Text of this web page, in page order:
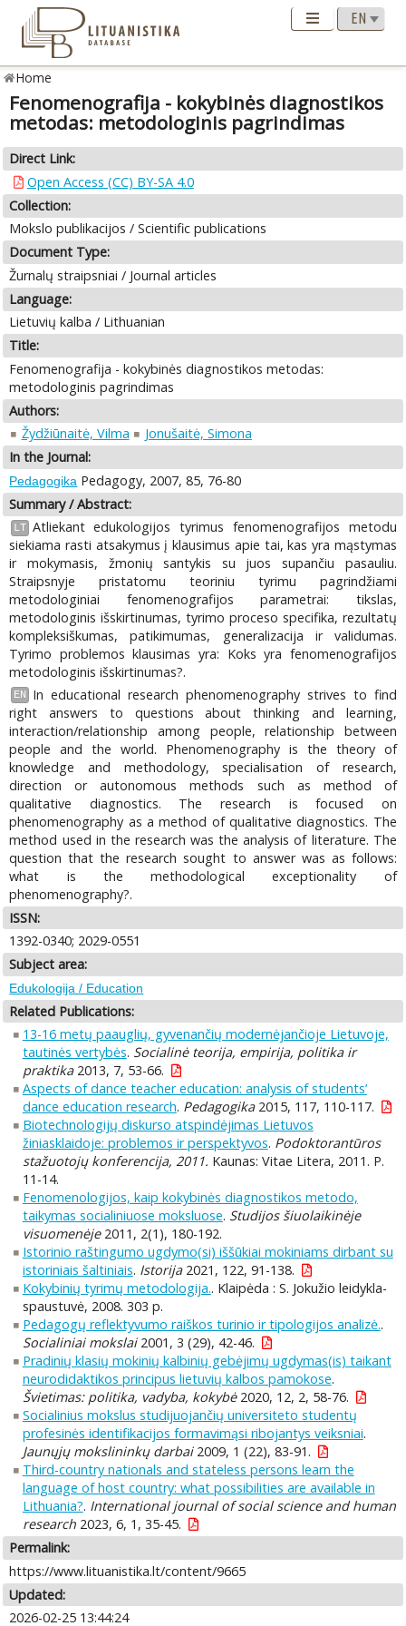
Home
Fenomenografija - kokybinės diagnostikos
metodas: metodologinis pagrindimas
Direct Link:
Open Access (CC) BY-SA 4.0
Collection:
Mokslo publikacijos / Scientific publications
Document Type:
Žurnalų straipsniai / Journal articles
Language:
Lietuvių kalba / Lithuanian
Title:
Fenomenografija - kokybinės diagnostikos metodas:
metodologinis pagrindimas
Authors:
Žydžiūnaitė, Vilma
Jonušaitė, Simona
In the Journal:
Pedagogika Pedagogy, 2007, 85, 76-80
Summary / Abstract:
LT Atliekant edukologijos tyrimus fenomenografijos metodu
siekiama rasti atsakymus į klausimus apie tai, kas yra mąstymas
ir mokymasis, žmonių santykis su juos supančiu pasauliu.
Straipsnyje pristatomu teoriniu tyrimu pagrindžiami
metodologiniai fenomenografijos parametrai: tikslas,
metodologinis išskirtinumas, tyrimo proceso specifika, rezultatų
kompleksiškumas, patikimumas, generalizacija ir validumas.
Tyrimo problemos klausimas yra: Koks yra fenomenografijos
metodologinis išskirtinumas?.
EN
In educational research phenomenography strives to find
right answers to questions about thinking and learning,
interaction/relationship among people, relationship between
people and the world. Phenomenography is the theory of
knowledge and methodology, specialisation of research,
direction or autonomous methods such as method of
qualitative diagnostics. The research is focused on
phenomenography as a method of qualitative diagnostics. The
method used in the research was the analysis of literature. The
question that the research sought to answer was as follows:
what is the methodological exceptionality of
phenomenography?.
ISSN:
1392-0340; 2029-0551
Subject area:
Edukologija / Education
Related Publications:
13-16 metų paauglių, gyvenančių modernėjančioje Lietuvoje,
tautinės vertybės. Socialinė teorija, empirija, politika ir
praktika2013, 7, 53-66.
Aspects of dance teacher education: analysis of students’
dance education research. Pedagogika2015, 117, 110-117.
Biotechnologijų diskurso atspindėjimas Lietuvos
žiniasklaidoje: problemos ir perspektyvos. Podoktorantūros
stažuotojų konferencija, 2011. Kaunas: Vitae Litera, 2011. P.
11-14.
Fenomenologijos, kaip kokybinės diagnostikos metodo,
taikymas socialiniuose moksluose. Studijos šiuolaikinėje
visuomenėje2011, 2(1), 180-192.
Istorinio raštingumo ugdymo(si) iššūkiai mokiniams dirbant su
istoriniais šaltiniais. Istorija2021, 122, 91-138.
Kokybinių tyrimų metodologija.. Klaipėda : S. Jokužio leidykla-
spaustuvė, 2008. 303 p.
Pedagogų reflektyvumo raiškos turinio ir tipologijos analizė..
Socialiniai mokslai2001, 3 (29), 42-46.
Pradinių klasių mokinių kalbinių gebėjimų ugdymas(is) taikant
neurodidaktikos principus lietuvių kalbos pamokose.
Švietimas: politika, vadyba, kokybė2020, 12, 2, 58-76.
Socialinius mokslus studijuojančių universiteto studentų
profesinės identifikacijos formavimąsi ribojantys veiksniai.
Jaunųjų mokslininkų darbai2009, 1 (22), 83-91.
Third-country nationals and stateless persons learn the
language of host country: what possibilities are available in
Lithuania?. International journal of social science and human
research2023, 6, 1, 35-45.
Permalink:
https://www.lituanistika.lt/content/9665
Updated:
2026-02-25 13:44:24